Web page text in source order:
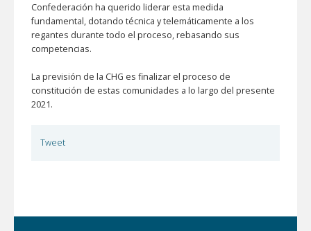
Confederación ha querido liderar esta medida
fundamental, dotando técnica y telemáticamente a los
regantes durante todo el proceso, rebasando sus
competencias.
La previsión de la CHG es finalizar el proceso de
constitución de estas comunidades a lo largo del presente
2021.
Tweet